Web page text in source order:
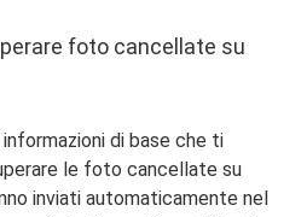
foto cancellate su
di base che ti
le foto cancellate su
inviati automaticamente nel